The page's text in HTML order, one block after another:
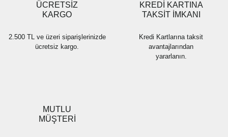
ÜCRETSİZ
KARGO
2.500 TL ve üzeri siparişlerinizde
ücretsiz kargo.
KREDİ KARTINA
TAKSİT İMKANI
Kredi Kartlarına taksit
avantajlarından
yararlanın.
MUTLU
MÜŞTERİ